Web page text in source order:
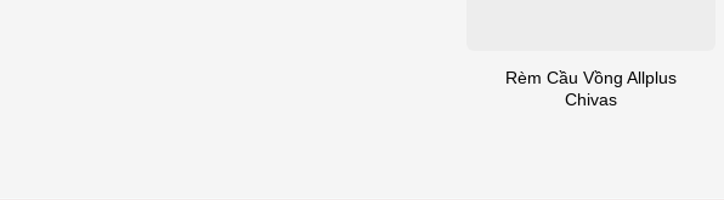
Rèm Cầu Vồng Allplus
Chivas